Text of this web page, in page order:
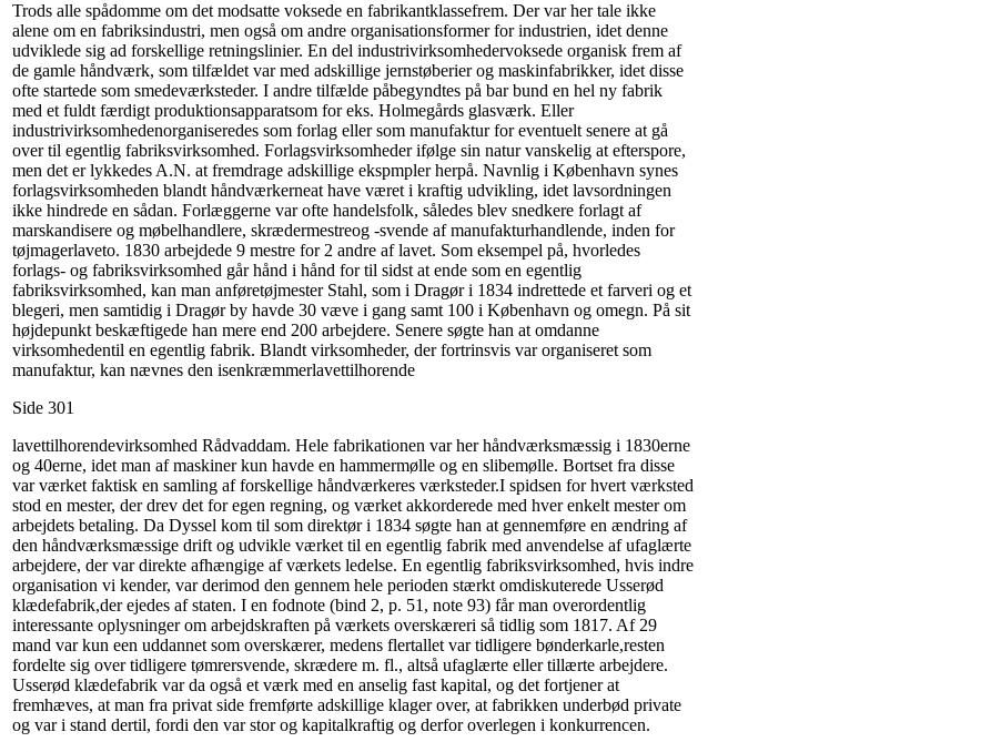
Trods alle spådomme om det modsatte voksede en fabrikantklassefrem. Der var her tale ikke
alene om en fabriksindustri, men også om andre organisationsformer for industrien, idet denne
udviklede sig ad forskellige retningslinier. En del industrivirksomhedervoksede organisk frem af
de gamle håndværk, som tilfældet var med adskillige jernstøberier og maskinfabrikker, idet disse
ofte startede som smedeværksteder. I andre tilfælde påbegyndtes på bar bund en hel ny fabrik
med et fuldt færdigt produktionsapparatsom for eks. Holmegårds glasværk. Eller
industrivirksomhedenorganiseredes som forlag eller som manufaktur for eventuelt senere at gå
over til egentlig fabriksvirksomhed. Forlagsvirksomheder ifølge sin natur vanskelig at efterspore,
men det er lykkedes A.N. at fremdrage adskillige ekspmpler herpå. Navnlig i København synes
forlagsvirksomheden blandt håndværkerneat have været i kraftig udvikling, idet lavsordningen
ikke hindrede en sådan. Forlæggerne var ofte handelsfolk, således blev snedkere forlagt af
marskandisere og møbelhandlere, skrædermestreog -svende af manufakturhandlende, inden for
tøjmagerlaveto. 1830 arbejdede 9 mestre for 2 andre af lavet. Som eksempel på, hvorledes
forlags- og fabriksvirksomhed går hånd i hånd for til sidst at ende som en egentlig
fabriksvirksomhed, kan man anføretøjmester Stahl, som i Dragør i 1834 indrettede et farveri og et
blegeri, men samtidig i Dragør by havde 30 væve i gang samt 100 i København og omegn. På sit
højdepunkt beskæftigede han mere end 200 arbejdere. Senere søgte han at omdanne
virksomhedentil en egentlig fabrik. Blandt virksomheder, der fortrinsvis var organiseret som
manufaktur, kan nævnes den isenkræmmerlavettilhorende
Side 301
lavettilhorendevirksomhed Rådvaddam. Hele fabrikationen var her håndværksmæssig i 1830erne
og 40erne, idet man af maskiner kun havde en hammermølle og en slibemølle. Bortset fra disse
var værket faktisk en samling af forskellige håndværkeres værksteder.I spidsen for hvert værksted
stod en mester, der drev det for egen regning, og værket akkorderede med hver enkelt mester om
arbejdets betaling. Da Dyssel kom til som direktør i 1834 søgte han at gennemføre en ændring af
den håndværksmæssige drift og udvikle værket til en egentlig fabrik med anvendelse af ufaglærte
arbejdere, der var direkte afhængige af værkets ledelse. En egentlig fabriksvirksomhed, hvis indre
organisation vi kender, var derimod den gennem hele perioden stærkt omdiskuterede Usserød
klædefabrik,der ejedes af staten. I en fodnote (bind 2, p. 51, note 93) får man overordentlig
interessante oplysninger om arbejdskraften på værkets overskæreri så tidlig som 1817. Af 29
mand var kun een uddannet som overskærer, medens flertallet var tidligere bønderkarle,resten
fordelte sig over tidligere tømrersvende, skrædere m. fl., altså ufaglærte eller tillærte arbejdere.
Usserød klædefabrik var da også et værk med en anselig fast kapital, og det fortjener at
fremhæves, at man fra privat side fremførte adskillige klager over, at fabrikken underbød private
og var i stand dertil, fordi den var stor og kapitalkraftig og derfor overlegen i konkurrencen.